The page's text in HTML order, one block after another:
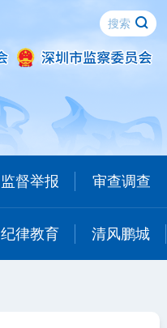
监督举报 审查调查
纪律教育 清风鹏城